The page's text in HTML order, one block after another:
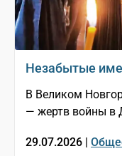
Незабытые
В Великом
— жертв войны в
29.07.2026 |